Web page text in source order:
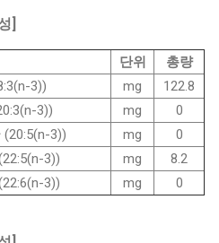
]
단위
총량
3))
mg
122.8
3))
mg
0
3))
mg
0
3))
mg
8.2
3))
mg 0